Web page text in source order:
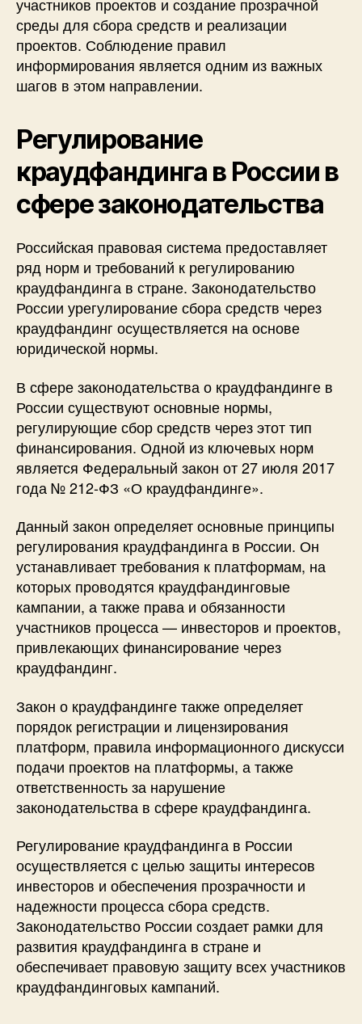
среды для сбора средств и реализации
проектов. Соблюдение правил
информирования является одним из важных
шагов в этом направлении.
Регулирование
краудфандинга в России в
сфере законодательства
Российская правовая система предоставляет
ряд норм и требований к регулированию
краудфандинга в стране. Законодательство
России урегулирование сбора средств через
краудфандинг осуществляется на основе
юридической нормы.
В сфере законодательства о краудфандинге в
России существуют основные нормы,
регулирующие сбор средств через этот тип
финансирования. Одной из ключевых норм
является Федеральный закон от 27 июля 2017
года № 212-ФЗ «О краудфандинге».
Данный закон определяет основные принципы
регулирования краудфандинга в России. Он
устанавливает требования к платформам, на
которых проводятся краудфандинговые
кампании, а также права и обязанности
участников процесса — инвесторов и проектов,
привлекающих финансирование через
краудфандинг.
Закон о краудфандинге также определяет
порядок регистрации и лицензирования
платформ, правила информационного дискусси
подачи проектов на платформы, а также
ответственность за нарушение
законодательства в сфере краудфандинга.
Регулирование краудфандинга в России
осуществляется с целью защиты интересов
инвесторов и обеспечения прозрачности и
надежности процесса сбора средств.
Законодательство России создает рамки для
развития краудфандинга в стране и
обеспечивает правовую защиту всех участников
краудфандинговых кампаний.